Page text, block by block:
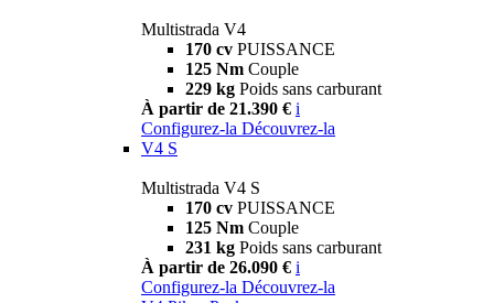
Multistrada V4
170 cv PUISSANCE
125 Nm Couple
229 kg Poids sans carburant
À partir de 21.390 € i
Configurez-la Découvrez-la
V4 S
Multistrada V4 S
170 cv PUISSANCE
125 Nm Couple
231 kg Poids sans carburant
À partir de 26.090 € i
Configurez-la Découvrez-la